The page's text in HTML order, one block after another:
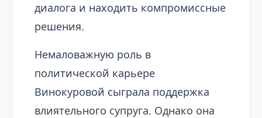
диалога и находить компромиссные
решения.
Немаловажную роль в
политической карьере
Винокуровой сыграла поддержка
влиятельного супруга. Однако она